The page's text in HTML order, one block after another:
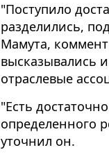
"Поступило
разделились,
Мамута,
высказывались
отраслевые
"Есть
определенного
уточнил он.